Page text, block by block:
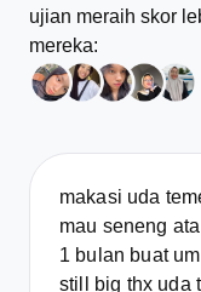
ujian meraih skor
mereka:
makasi uda
mau seneng
1 bulan buat
still big thx uda